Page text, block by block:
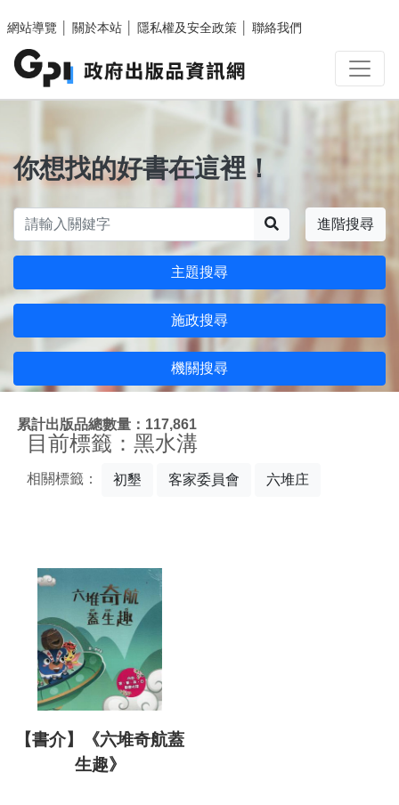
網站導覽
關於本站 隱私權及安全政策 聯絡我們
你想找的好書在這裡！
進階搜尋
主題搜尋
施政搜尋
機關搜尋
累計出版品總數量：117,861
目前標籤：黑水溝
相關標籤： 初墾 客家委員會 六堆庄
【書介】《六堆奇航蓋
生趣》